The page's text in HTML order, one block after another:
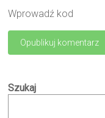
Wprowadź kod
Szukaj